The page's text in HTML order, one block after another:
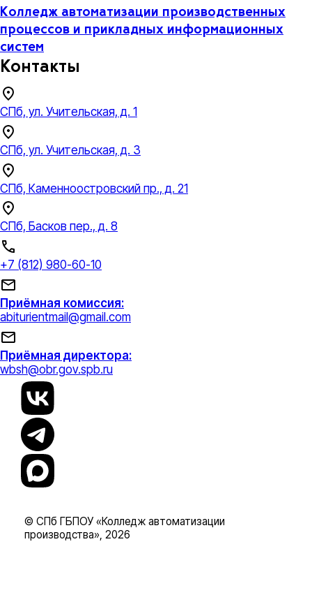
Колледж автоматизации производственных
процессов и прикладных информационных
систем
Контакты
СПб, ул. Учительская, д. 1
СПб, ул. Учительская, д. 3
СПб, Каменноостровский пр., д. 21
СПб, Басков пер., д. 8
+7 (812) 980-60-10
Приёмная комиссия:
abiturientmail@gmail.com
Приёмная директора:
wbsh@obr.gov.spb.ru
© СПб ГБПОУ «Колледж автоматизации
производства», 2026